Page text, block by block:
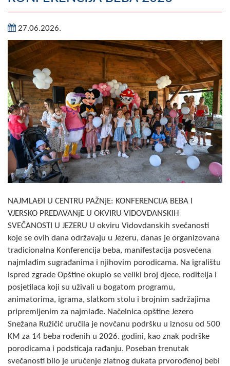
Geografija
Naseljena mjesta
Zanimljivosti
Fotogalerija
NAČELNIK
O Načelniku
Zamjenik načelnika
Izvještaj o radu načelnika
SKUPŠTINA
Statut Opštine
Skupštinsko vijeće opštine jezero
Sastav Skupštine
Službeni Glasnici
OPŠTINSKA UPRAVA
INFO
Vijesti
27.06.2026.
NAJMLAĐI U CENTRU PAŽNjE: KONFERENCIJA BEBA I
VJERSKO PREDAVANjE U OKVIRU VIDOVDANSKIH
SVEČANOSTI U JEZERU U okviru Vidovdanskih svečanosti
koje se ovih dana održavaju u Jezeru, danas je organizovana
tradicionalna Konferencija beba, manifestacija posvećena
najmlađim sugrađanima i njihovim porodicama. Na igralištu
ispred zgrade Opštine okupio se veliki broj djece, roditelja i
posjetilaca koji su uživali u bogatom programu,
animatorima, igrama, slatkom stolu i brojnim sadržajima
pripremljenim za najmlađe. Načelnica opštine Jezero
Snežana Ružičić uručila je novčanu podršku u iznosu od 500
KM za 14 beba rođenih u 2026. godini, kao znak podrške
porodicama i podsticaja rađanju. Poseban trenutak
svečanosti bilo je uručenje zlatnog dukata prvorođenoj bebi